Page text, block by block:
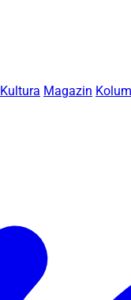
Kultura Magazin